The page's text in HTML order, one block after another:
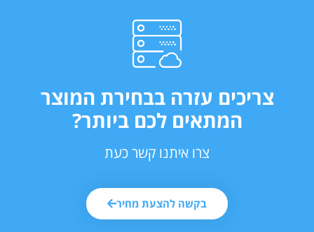
עזרה בבחירת המוצר
המתאים לכם ביותר?
צרו איתנו קשר כעת
בקשה להצעת מחיר